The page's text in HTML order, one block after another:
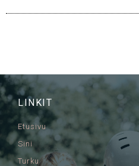
LINKIT
Etusivu
Sini
Turku